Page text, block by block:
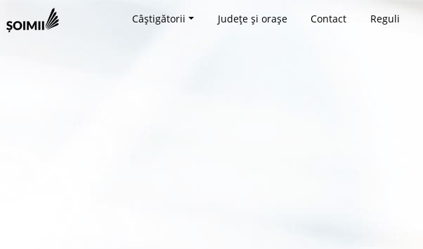
Câștigătorii Județe și orașe Contact Reguli